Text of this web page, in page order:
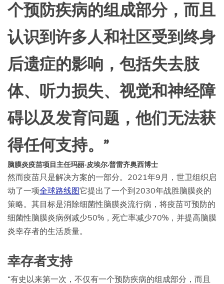
个预防疾病的组成部分，而且
认识到许多人和社区受到终身
后遗症的影响，包括失去肢
体、听力损失、视觉和神经障
碍以及发育问题，他们无法获
得任何支持。”
脑膜炎疫苗项目主任玛丽-皮埃尔·普雷齐奥西博士
然而疫苗只是解决方案的一部分。2021年9月，世卫组织启
动了一项全球路线图它提出了一个到2030年战胜脑膜炎的
策略。其目标是消除细菌性脑膜炎流行病，将疫苗可预防的
细菌性脑膜炎病例减少50%，死亡率减少70%，并提高脑膜
炎幸存者的生活质量。
幸存者支持
“有史以来第一次，不仅有一个预防疾病的组成部分，而且